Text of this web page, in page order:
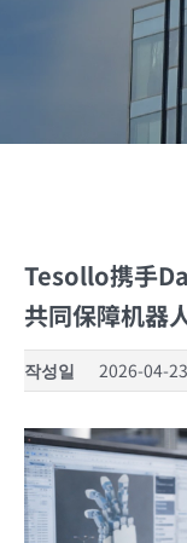
Tesollo携手
共同保障机器
작성일 2026-04-